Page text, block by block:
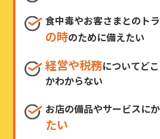
食中毒やお客さまとのト
の時のために備えたい
経営や税務についてど
かわからない
お店の備品やサービスに
たい